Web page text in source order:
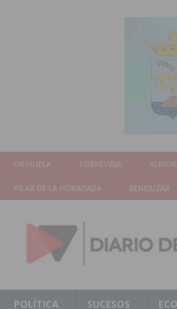
ORIHUELA TORREVIEJA
PILAR DE LA HORADADA BENEJUZAR
POLÍTICA SUCESOS